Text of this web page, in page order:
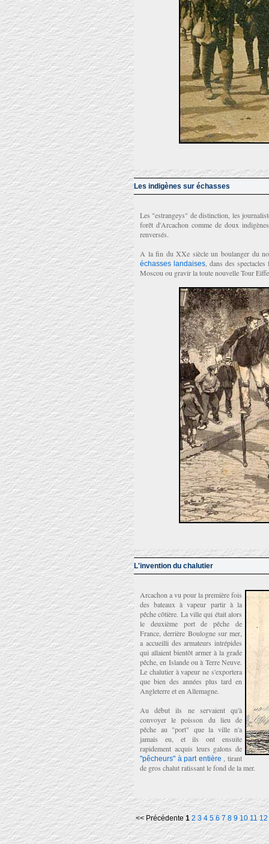
Les indigènes sur échasses
Les "estrangeys" de distinction, les
forêt d'Arcachon comme de doux
renversés.
A la fin du XXe siècle un boulanger du
échasses landaises, dans des
Moscou ou gravir la toute nouvelle Tour
L'invention du chalutier
Arcachon a vu pour la première fois
des bateaux à vapeur partir à la
pêche côtière. La ville qui était alors
le deuxième port de pêche de
France, derrière Boulogne sur mer,
a accueilli des armateurs intrépides
qui allaient bientôt armer à la grade
pêche, en Islande ou à Terre Neuve.
Le chalutier à vapeur ne s'exportera
que bien des années plus tard en
Angleterre et en Allemagne.
Au début ils ne servaient qu'à
convoyer le poisson du lieu de
pêche au "port" que la ville n'a
jamais eu, et ils ont ensuite
rapidement acquis leurs galons de
"pêcheurs" à part entière
, tirant
de gros chalut ratissant le fond de la mer.
<< Précédente 1 2 3 4 5 6 7 8 9 10 11 12